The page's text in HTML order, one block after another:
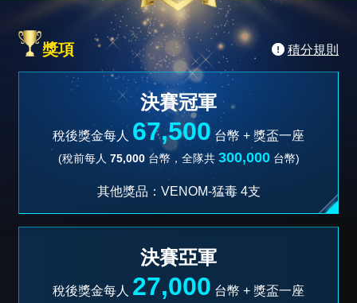
獎項 積分規則
決賽冠軍
稅後獎金每人 67,500 台幣 + 獎盃一座
(稅前每人 75,000台幣，全隊共 300,000台幣)
其他獎品：VENOM-猛毒 4支
決賽亞軍
稅後獎金每人 27,000 台幣 + 獎盃一座